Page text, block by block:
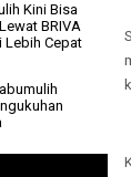
Kini Bisa
BRIVA
Lebih Cepat